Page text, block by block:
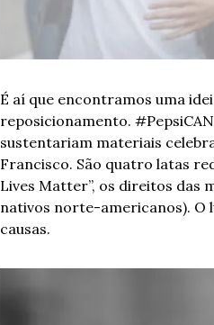
É aí que encontramos uma
reposicionamento.
sustentariam materiais
Francisco. São quatro latas
Lives Matter”, os direitos das
nativos norte-americanos). O
causas.